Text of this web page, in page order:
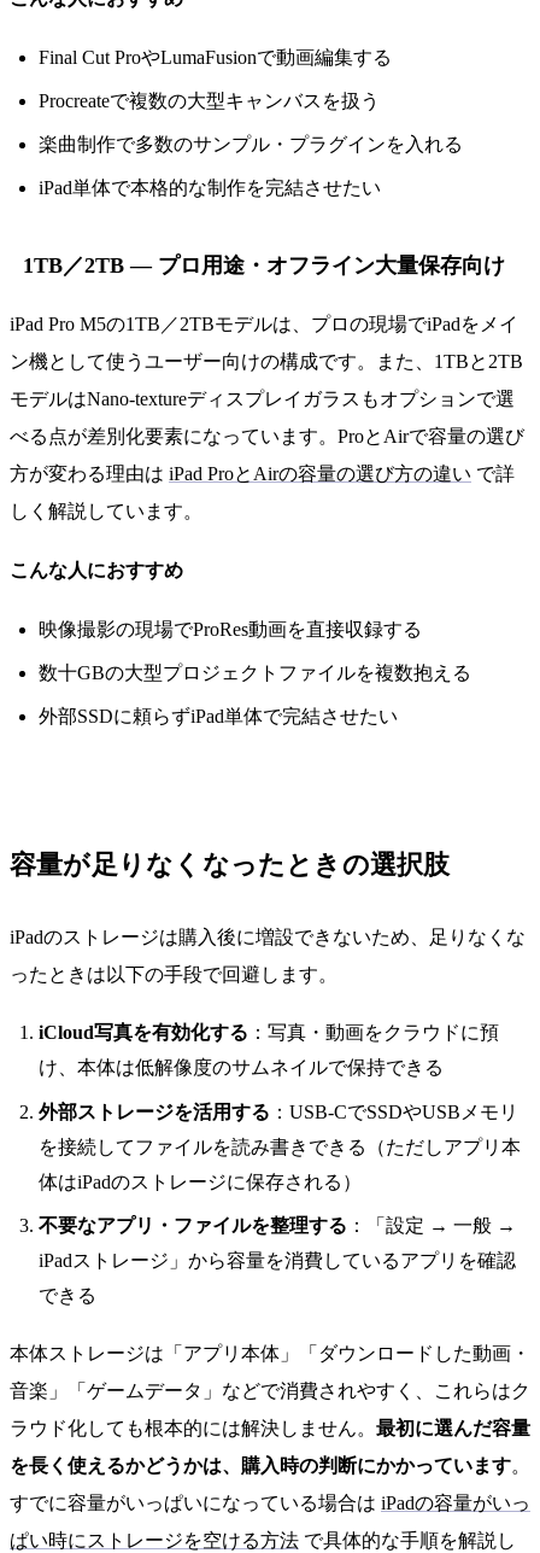
Final Cut ProやLumaFusionで動画編集する
Procreateで複数の大型キャンバスを扱う
楽曲制作で多数のサンプル・プラグインを入れる
iPad単体で本格的な制作を完結させたい
1TB／2TB — プロ用途・オフライン大量保存向け
iPad Pro M5の1TB／2TBモデルは、プロの現場でiPadをメイ
ン機として使うユーザー向けの構成です。また、1TBと2TB
モデルはNano-textureディスプレイガラスもオプションで選
べる点が差別化要素になっています。ProとAirで容量の選び
方が変わる理由は iPad ProとAirの容量の選び方の違い で詳
しく解説しています。
こんな人におすすめ
映像撮影の現場でProRes動画を直接収録する
数十GBの大型プロジェクトファイルを複数抱える
外部SSDに頼らずiPad単体で完結させたい
容量が足りなくなったときの選択肢
iPadのストレージは購入後に増設できないため、足りなくな
ったときは以下の手段で回避します。
iCloud写真を有効化する ：写真・動画をクラウドに預
け、本体は低解像度のサムネイルで保持できる
外部ストレージを活用する ：USB-CでSSDやUSBメモリ
を接続してファイルを読み書きできる（ただしアプリ本
体はiPadのストレージに保存される）
不要なアプリ・ファイルを整理する ：「設定 → 一般 →
iPadストレージ」から容量を消費しているアプリを確認
できる
本体ストレージは「アプリ本体」「ダウンロードした動画・
音楽」「ゲームデータ」などで消費されやすく、これらはク
ラウド化しても根本的には解決しません。 最初に選んだ容量
を長く使えるかどうかは、購入時の判断にかかっています。
すでに容量がいっぱいになっている場合は iPadの容量がいっ
ぱい時にストレージを空ける方法 で具体的な手順を解説し